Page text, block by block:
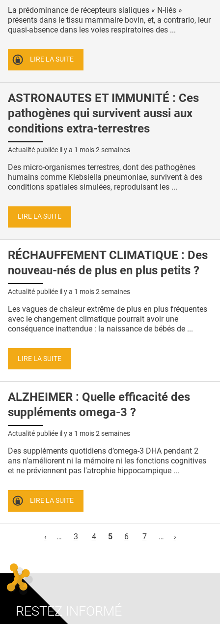
La prédominance de récepteurs sialiques « N-liés »
présents dans le tissu mammaire bovin, et, a contrario, leur
quasi-absence dans les voies respiratoires des ...
LIRE LA SUITE
ASTRONAUTES ET IMMUNITÉ : Ces
pathogènes qui survivent aussi aux
conditions extra-terrestres
Actualité publiée il y a 1 mois 2 semaines
Des micro-organismes terrestres, dont des pathogènes
humains comme Klebsiella pneumoniae, survivent à des
conditions spatiales simulées, reproduisant les ...
LIRE LA SUITE
RÉCHAUFFEMENT CLIMATIQUE : Des
nouveau-nés de plus en plus petits ?
Actualité publiée il y a 1 mois 2 semaines
Les vagues de chaleur extrême de plus en plus fréquentes
avec le changement climatique pourrait avoir une
conséquence inattendue : la naissance de bébés de ...
LIRE LA SUITE
ALZHEIMER : Quelle efficacité des
suppléments omega-3 ?
Actualité publiée il y a 1 mois 2 semaines
Des suppléments quotidiens d’omega-3 DHA pendant 2
ans n'améliorent ni la mémoire ni les fonctions cognitives
et ne préviennent pas l'atrophie hippocampique ...
LIRE LA SUITE
‹
… 3 4 5 6 7 … ›
RESTEZ INFORMÉ